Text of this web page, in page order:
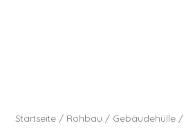
Startseite / Rohbau / Gebäudehülle /